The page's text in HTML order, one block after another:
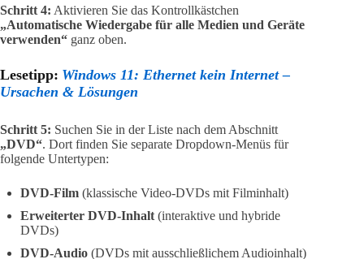
Schritt 4: Aktivieren Sie das Kontrollkästchen
„Automatische Wiedergabe für alle Medien und Geräte
verwenden“ ganz oben.
Lesetipp: Windows 11: Ethernet kein Internet –
Ursachen & Lösungen
Schritt 5: Suchen Sie in der Liste nach dem Abschnitt
„DVD“. Dort finden Sie separate Dropdown-Menüs für
folgende Untertypen:
DVD-Film (klassische Video-DVDs mit Filminhalt)
Erweiterter DVD-Inhalt (interaktive und hybride
DVDs)
DVD-Audio (DVDs mit ausschließlichem Audioinhalt)